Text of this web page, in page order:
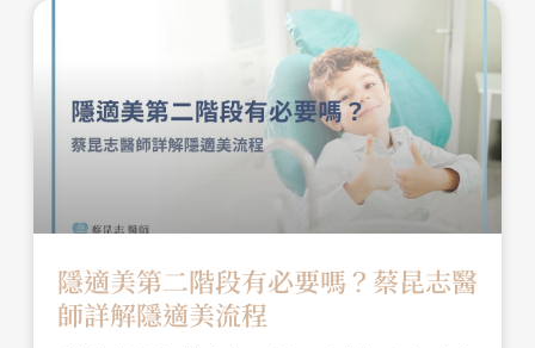
隱適美第二階段有必要嗎？蔡昆志醫
師詳解隱適美流程